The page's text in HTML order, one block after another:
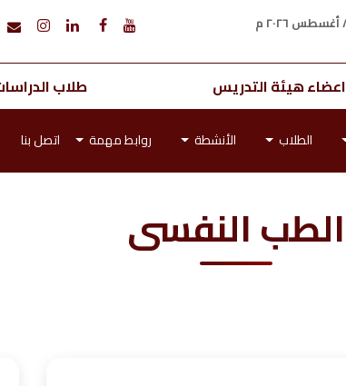
اعضاء هيئة التدريس طلاب
الطلاب الأنشطة روابط مهمة اتصل بنا
الطب النفسى